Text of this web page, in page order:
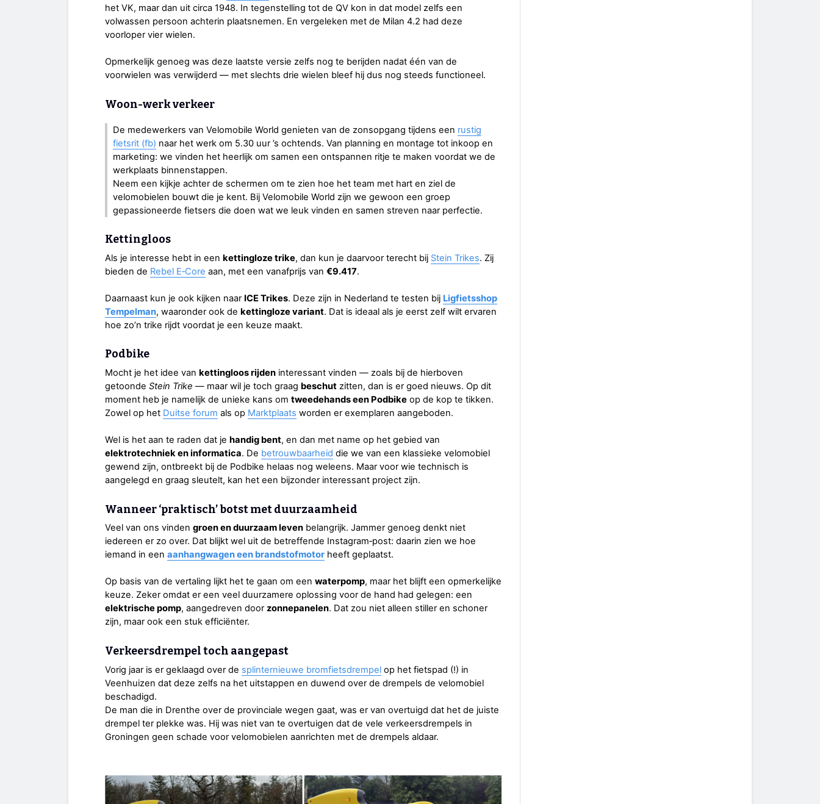
het VK, maar dan uit circa 1948. In tegenstelling tot de QV kon in dat model zelfs een
volwassen persoon achterin plaatsnemen. En vergeleken met de Milan 4.2 had deze
voorloper vier wielen.
Opmerkelijk genoeg was deze laatste versie zelfs nog te berijden nadat één van de
voorwielen was verwijderd — met slechts drie wielen bleef hij dus nog steeds functioneel.
Woon-werk verkeer
De medewerkers van Velomobile World genieten van de zonsopgang tijdens een rustig
fietsrit (fb) naar het werk om 5.30 uur ’s ochtends. Van planning en montage tot inkoop en
marketing: we vinden het heerlijk om samen een ontspannen ritje te maken voordat we de
werkplaats binnenstappen.
Neem een kijkje achter de schermen om te zien hoe het team met hart en ziel de
velomobielen bouwt die je kent. Bij Velomobile World zijn we gewoon een groep
gepassioneerde fietsers die doen wat we leuk vinden en samen streven naar perfectie.
Kettingloos
Als je interesse hebt in een kettingloze trike, dan kun je daarvoor terecht bij Stein Trikes. Zij
bieden de Rebel E‑Core aan, met een vanafprijs van €9.417.
Daarnaast kun je ook kijken naar ICE Trikes. Deze zijn in Nederland te testen bij Ligfietsshop
Tempelman, waaronder ook de kettingloze variant. Dat is ideaal als je eerst zelf wilt ervaren
hoe zo’n trike rijdt voordat je een keuze maakt.
Podbike
Mocht je het idee van kettingloos rijden interessant vinden — zoals bij de hierboven
getoonde Stein Trike — maar wil je toch graag beschut zitten, dan is er goed nieuws. Op dit
moment heb je namelijk de unieke kans om tweedehands een Podbike op de kop te tikken.
Zowel op het Duitse forum als op Marktplaats worden er exemplaren aangeboden.
Wel is het aan te raden dat je handig bent, en dan met name op het gebied van
elektrotechniek en informatica. De betrouwbaarheid die we van een klassieke velomobiel
gewend zijn, ontbreekt bij de Podbike helaas nog weleens. Maar voor wie technisch is
aangelegd en graag sleutelt, kan het een bijzonder interessant project zijn.
Wanneer ‘praktisch’ botst met duurzaamheid
Veel van ons vinden groen en duurzaam leven belangrijk. Jammer genoeg denkt niet
iedereen er zo over. Dat blijkt wel uit de betreffende Instagram‑post: daarin zien we hoe
iemand in een aanhangwagen een brandstofmotor heeft geplaatst.
Op basis van de vertaling lijkt het te gaan om een waterpomp, maar het blijft een opmerkelijke
keuze. Zeker omdat er een veel duurzamere oplossing voor de hand had gelegen: een
elektrische pomp, aangedreven doorzonnepanelen. Dat zou niet alleen stiller en schoner
zijn, maar ook een stuk efficiënter.
Verkeersdrempel toch aangepast
Vorig jaar is er geklaagd over de splinternieuwe bromfietsdrempel op het fietspad (!) in
Veenhuizen dat deze zelfs na het uitstappen en duwend over de drempels de velomobiel
beschadigd.
De man die in Drenthe over de provinciale wegen gaat, was er van overtuigd dat het de juiste
drempel ter plekke was. Hij was niet van te overtuigen dat de vele verkeersdrempels in
Groningen geen schade voor velomobielen aanrichten met de drempels aldaar.